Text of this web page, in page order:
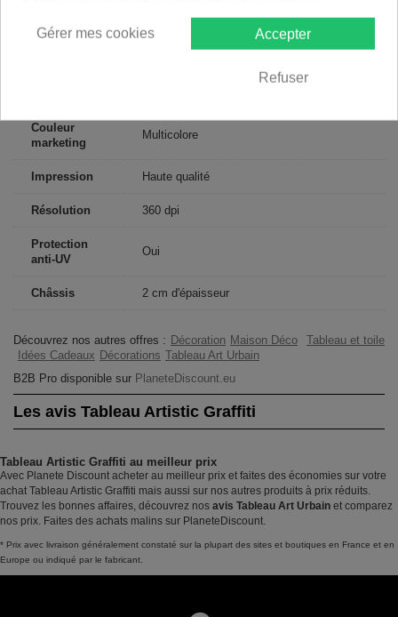
200x100 cm, 100x50 cm
Couleur
marketing
Multicolore
Impression Haute qualité
Résolution 360 dpi
Protection
anti-UV
Oui
Châssis 2 cm d'épaisseur
Découvrez nos autres offres : Décoration Maison Déco
Tableau et toile
Idées Cadeaux Décorations Tableau Art Urbain
B2B Pro disponible sur PlaneteDiscount.eu
Les avis Tableau Artistic Graffiti
Tableau Artistic Graffiti au meilleur prix
Avec Planete Discount acheter au meilleur prix et faites des économies sur votre
achat Tableau Artistic Graffiti mais aussi sur nos autres produits à prix réduits.
Trouvez les bonnes affaires, découvrez nos avis Tableau Art Urbain et comparez
nos prix. Faites des achats malins sur PlaneteDiscount.
* Prix avec livraison généralement constaté sur la plupart des sites et boutiques en France et en
Europe ou indiqué par le fabricant.
Accepter
Refuser
Gérer mes cookies